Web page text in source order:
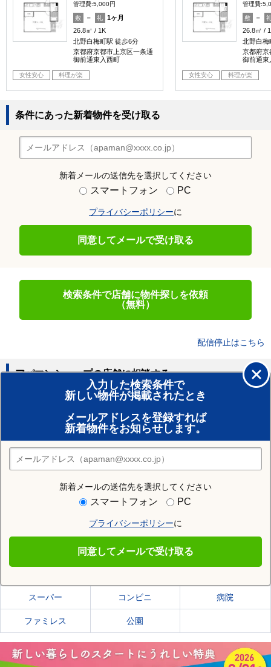
管理費:5,000円
敷 － 礼
1ヶ月
26.8㎡
1K
北野白梅町駅 徒歩6分
京都府京都市上京区一条通
御前通東入西町
女性安心 料理が楽
管理費
敷 －
26.8㎡
北野白梅
京都府京
御前通東
女性安心 料理が楽
条件にあった新着物件を受け取る
新着メールの送信先を選択してください
スマートフォン PC
プライバシーポリシーに
同意してメールで受け取る
検索条件で店舗に物件探しを依頼
（無料）
配信停止はこちら
入力した検索条件で
新しい物件が掲載されたとき
メールアドレスを登録すれば
新着物件をお知らせします。
新着メールの送信先を選択してください
スマートフォン PC
プライバシーポリシーに
同意してメールで受け取る
アパマンショップの店舗に相談する
賃貸のプロがお部屋探し！
おまかせ物件リクエスト
住みたい街の店舗を探す
店舗検索
住む街研究所で京都市上京区の情報を見る
京都市上京区の施設一覧
スーパー コンビニ 病院
ファミレス 公園